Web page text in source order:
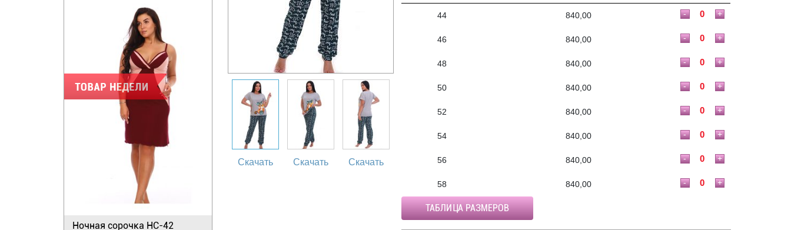
Ночная сорочка НС-42
Скачать Скачать Скачать
44 840,00 +
-
46 840,00 +
-
48 840,00 +
-
50 840,00 +
-
52 840,00 +
-
54 840,00 +
-
56 840,00 +
-
58 840,00 +
-
ТАБЛИЦА РАЗМЕРОВ